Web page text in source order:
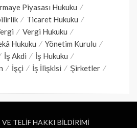
Piyasası Hukuku
Ticaret Hukuku
Vergi Hukuku
Hukuku
Yönetim Kurulu
İş Akdi
İş Hukuku
İşçi İş İlişkisi
Şirketler
VE TELİF HAKKI BİLDİRİMİ